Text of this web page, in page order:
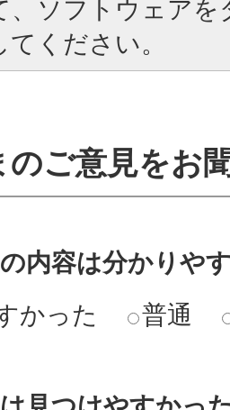
、ソフトウェア
ください。
のご意見をお
内容は分かりや
かった
普通